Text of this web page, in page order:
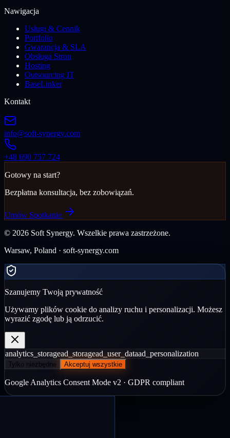
Nawigacja
Usługi & Cennik
Portfolio
Gwarancja & SLA
Obsługa Stron
Hosting
Outsourcing IT
BaseLinker
Kontakt
info@soft-synergy.com
+48 690 757 724
Gotowy na start?
Bezpłatna konsultacja, bez zobowiązań.
Umów Spotkanie
© 2026 Soft Synergy. Wszelkie prawa zastrzeżone.
Warsaw, Poland · soft-synergy.com
Szanujemy Twoją prywatność
Używamy plików cookie do analizy ruchu i personalizacji. Możesz
wyrazić zgodę lub ją odrzucić.
analytics_storagead_storagead_user_dataad_personalization
Tylko niezbędne Akceptuj wszystkie
Google Analytics Consent Mode v2 · GDPR compliant